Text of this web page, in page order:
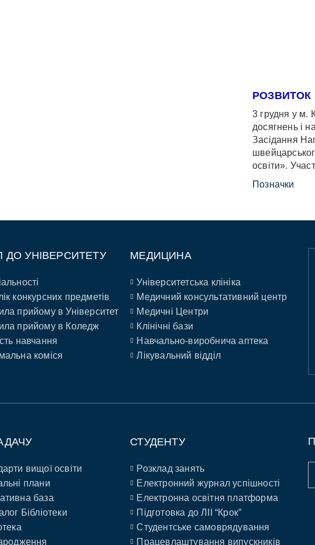
РОЗВИТОК
3 грудня у м.
досягнень і
Засідання
освіти».
Позначки
ДО УНІВЕРСИТЕТУ
конкурсних предметів
прийому в Університет
прийому в Коледж
навчання
коміся
МЕДИЦИНА
Університетська клініка
Медичний консультативний центр
Медичні Центри
Клінічні бази
Навчально-виробнича аптека
Лікувальний відділ
вищої освіти
плани
база
Бібліотеки
СТУДЕНТУ
Розклад занять
Електронний журнал успішності
Електронна освітня платформа
Підготовка до ЛІІ “Крок”
Студентське самоврядування
Працевлаштування випускників